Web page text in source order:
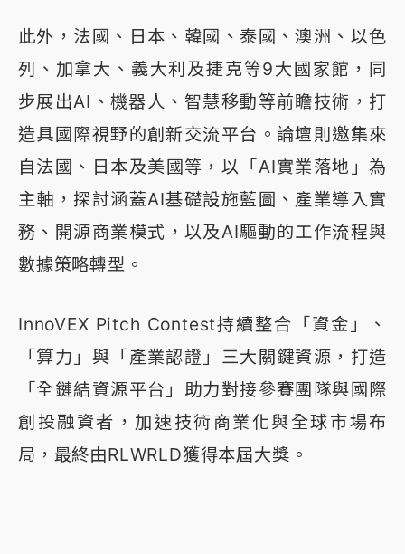
此外，法國、日本、韓國、泰國、澳洲、以色
列、加拿大、義大利及捷克等9大國家館，同
步展出AI、機器人、智慧移動等前瞻技術，打
造具國際視野的創新交流平台。論壇則邀集來
自法國、日本及美國等，以「AI實業落地」為
主軸，探討涵蓋AI基礎設施藍圖、產業導入實
務、開源商業模式，以及AI驅動的工作流程與
數據策略轉型。
InnoVEX Pitch Contest持續整合「資金」、
「算力」與「產業認證」三大關鍵資源，打造
「全鏈結資源平台」助力對接參賽團隊與國際
創投融資者，加速技術商業化與全球市場布
局，最終由RLWRLD獲得本屆大獎。